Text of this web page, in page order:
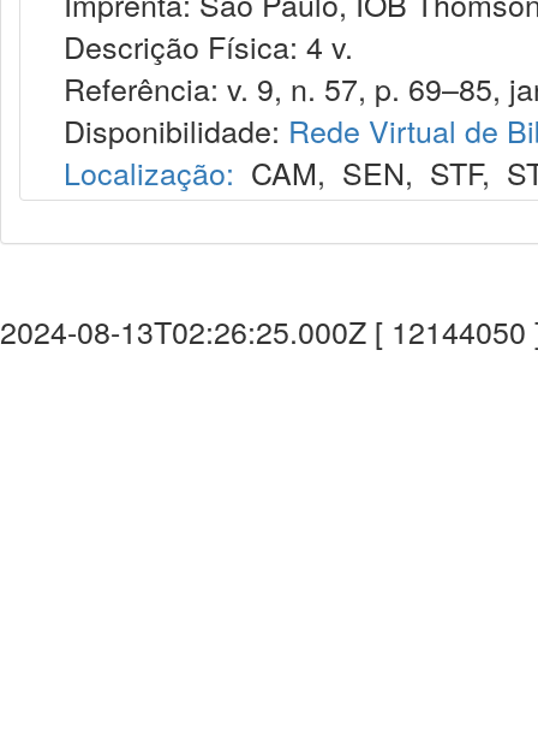
Descrição Física: 4 v.
Referência: v. 9, n. 57, p. 69–85,
Disponibilidade: Rede Virtual de
Localização: CAM, SEN, STF,
2024-08-13T02:26:25.000Z [ 12144050